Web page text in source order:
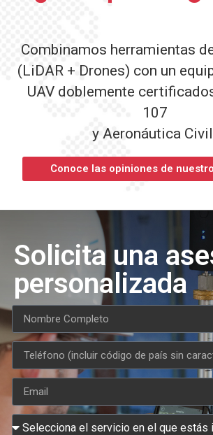
Combinamos herramientas
(LiDAR + Drones) con un
UAV doblemente
107
y Aeronáutica
Conoce las opiniones de
Solicita una
personalizada